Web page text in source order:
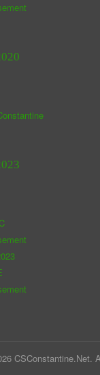
CSConstantine.Net.